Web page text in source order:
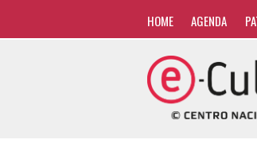
HOME AGENDA